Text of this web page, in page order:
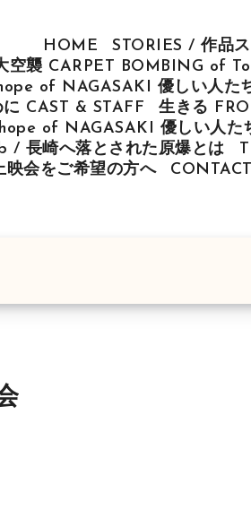
HOME
STORIES / 作品
空襲 CARPET BOMBING of
of NAGASAKI 優しい人た
CAST & STAFF
生きる
of NAGASAKI 優しい人た
/ 長崎へ落とされた原爆とは
映会をご希望の方へ